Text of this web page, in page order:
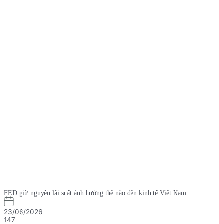
FED giữ nguyên lãi suất ảnh hưởng thế nào đến kinh tế Việt Nam
23/06/2026
147